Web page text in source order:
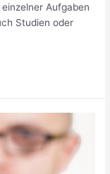
Aufgaben
Studien oder